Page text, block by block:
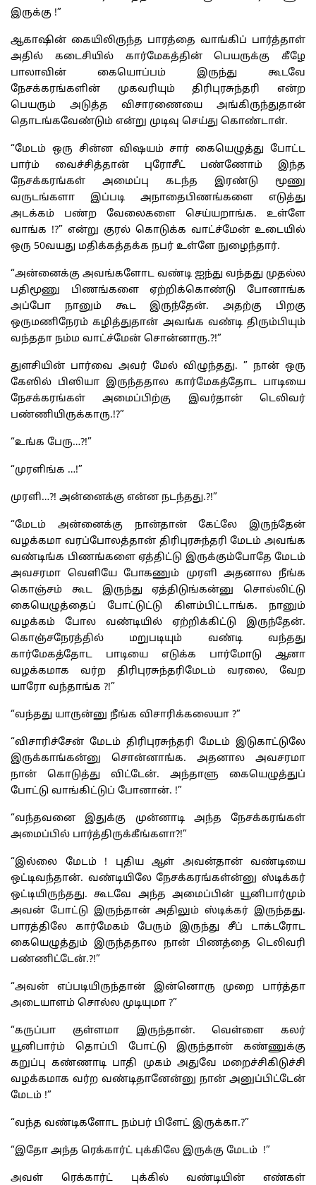
இருக்கு !”
ஆகாஷின் கையிலிருந்த பாரத்தை வாங்கிப் பார்த்தாள்
அதில் கடைசியில் கார்மேகத்தின் பெயருக்கு கீழே
பாலாவின் கையொப்பம் இருந்து கூடவே
நேசக்கரங்களின் முகவரியும் திரிபுரசுந்தரி என்ற
பெயரும் அடுத்த விசாரணையை அங்கிருந்துதான்
தொடங்கவேண்டும் என்று முடிவு செய்து கொண்டாள்.
“மேடம் ஒரு சின்ன விஷயம் சார் கையெழுத்து போட்ட
பார்ம் வைச்சித்தான் புரோசீட் பண்ணோம் இந்த
நேசக்கரங்கள் அமைப்பு கடந்த இரண்டு மூணு
வருடங்களா இப்படி அநாதைபிணங்களை எடுத்து
அடக்கம் பண்ற வேலைகளை செய்யறாங்க. உள்ளே
வாங்க !?” என்று குரல் கொடுக்க வாட்ச்மேன் உடையில்
ஒரு 50வயது மதிக்கத்தக்க நபர் உள்ளே நுழைந்தார்.
“அன்னைக்கு அவங்களோட வண்டி ஐந்து வந்தது முதல்ல
பதிமூணு பிணங்களை ஏற்றிக்கொண்டு போனாங்க
அப்போ நானும் கூட இருந்தேன். அதற்கு பிறகு
ஒருமணிநேரம் கழித்துதான் அவங்க வண்டி திரும்பியும்
வந்ததா நம்ம வாட்ச்மேன் சொன்னாரு.?!”
துளசியின் பார்வை அவர் மேல் விழுந்தது. ” நான் ஒரு
கேஸில் பிஸியா இருந்ததால கார்மேகத்தோட பாடியை
நேசக்கரங்கள் அமைப்பிற்கு இவர்தான் டெலிவர்
பண்ணியிருக்காரு.!?”
“உங்க பேரு…?!”
“முரளிங்க …!”
முரளி…?! அன்னைக்கு என்ன நடந்தது.?!”
“மேடம் அன்னைக்கு நான்தான் கேட்லே இருந்தேன்
வழக்கமா வரப்போலத்தான் திரிபுரசுந்தரி மேடம் அவங்க
வண்டிங்க பிணங்களை ஏத்திட்டு இருக்கும்போதே மேடம்
அவசரமா வெளியே போகணும் முரளி அதனால நீங்க
கொஞ்சம் கூட இருந்து ஏத்திடுங்கன்னு சொல்லிட்டு
கையெழுத்தைப் போட்டுட்டு கிளம்பிட்டாங்க. நானும்
வழக்கம் போல வண்டியில் ஏற்றிக்கிட்டு இருந்தேன்.
கொஞ்சநேரத்தில் மறுபடியும் வண்டி வந்தது
கார்மேகத்தோட பாடியை எடுக்க பார்மோடு ஆனா
வழக்கமாக வர்ற திரிபுரசுந்தரிமேடம் வரலை, வேற
யாரோ வந்தாங்க ?!”
“வந்தது யாருன்னு நீங்க விசாரிக்கலையா ?”
“விசாரிச்சேன் மேடம் திரிபுரசுந்தரி மேடம் இடுகாட்டுலே
இருக்காங்கன்னு சொன்னாங்க. அதனால அவசரமா
நான் கொடுத்து விட்டேன். அந்தாளு கையெழுத்துப்
போட்டு வாங்கிட்டுப் போனான். !”
“வந்தவனை இதுக்கு முன்னாடி அந்த நேசக்கரங்கள்
அமைப்பில் பார்த்திருக்கீங்களா?!”
“இல்லை மேடம் ! புதிய ஆள் அவன்தான் வண்டியை
ஒட்டிவந்தான். வண்டியிலே நேசக்கரங்கள்ன்னு ஸ்டிக்கர்
ஒட்டியிருந்தது. கூடவே அந்த அமைப்பின் யூனிபார்மும்
அவன் போட்டு இருந்தான் அதிலும் ஸ்டிக்கர் இருந்தது.
பாரத்திலே கார்மேகம் பேரும் இருந்து சீப் டாக்டரோட
கையெழுத்தும் இருந்ததால நான் பிணத்தை டெலிவரி
பண்ணிட்டேன்.?!”
“அவன் எப்படியிருந்தான் இன்னொரு முறை பார்த்தா
அடையாளம் சொல்ல முடியுமா ?”
“கருப்பா குள்ளமா இருந்தான். வெள்ளை கலர்
யூனிபார்ம் தொப்பி போட்டு இருந்தான் கண்ணுக்கு
கறுப்பு கண்ணாடி பாதி முகம் அதுவே மறைச்சிகிடுச்சி
வழக்கமாக வர்ற வண்டிதானேன்னு நான் அனுப்பிட்டேன்
மேடம் !”
“வந்த வண்டிகளோட நம்பர் பிளேட் இருக்கா.?”
“இதோ அந்த ரெக்கார்ட் புக்கிலே இருக்கு மேடம் !”
அவள் ரெக்கார்ட் புக்கில் வண்டியின் எண்கள்